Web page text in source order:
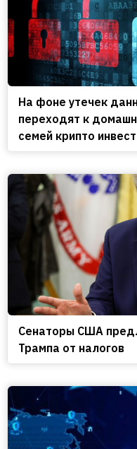
На фоне утечек
переходят к
семей крипто
Сенаторы США
Трампа от налогов